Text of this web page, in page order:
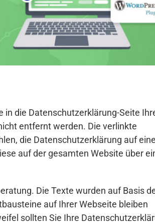
in die Datenschutzerklärung-Seite
entfernt werden. Die verlinkte
die Datenschutzerklärung auf eine
auf der gesamten Website über
Die Texte wurden auf Basis
auf Ihrer Webseite bleiben
sollten Sie Ihre